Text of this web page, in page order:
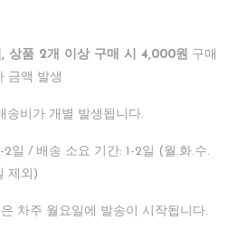
, 상품 2개 이상 구매 시 4,000원 구매
금액 발생
송비가 개별 발생됩니다.
2일 / 배송 소요 기간: 1-2일 (월.화.수.
제외)
차주 월요일에 발송이 시작됩니다.